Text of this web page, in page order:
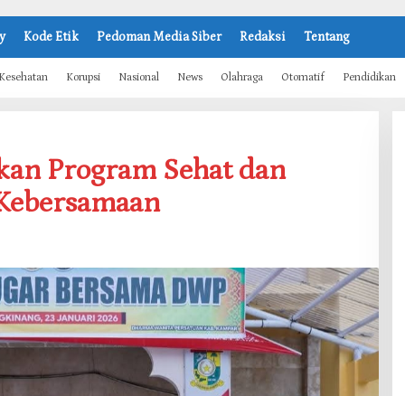
Kode Etik Pedoman Media Siber Redaksi Tentang
Kesehatan Korupsi Nasional News Olahraga Otomatif Pendidikan
Program Sehat dan